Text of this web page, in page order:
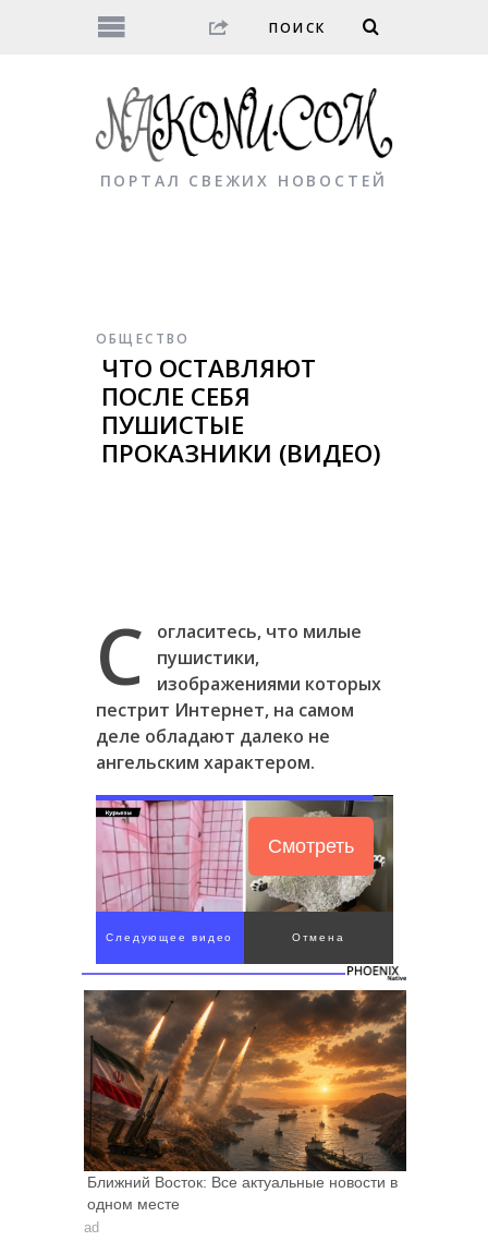
ПОРТАЛ СВЕЖИХ НОВОСТЕЙ
ОБЩЕСТВО
ЧТО ОСТАВЛЯЮТ
ПОСЛЕ СЕБЯ
ПУШИСТЫЕ
ПРОКАЗНИКИ (ВИДЕО)
С
огласитесь, что милые
пушистики,
изображениями которых
пестрит Интернет, на самом
деле обладают далеко не
ангельским характером.
Смотреть
Следующее видео Отмена
Ближний Восток: Все актуальные новости в
одном месте
ad